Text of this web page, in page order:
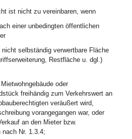
ist nicht zu vereinbaren, wenn
einer unbedingten öffentlichen
selbständig verwertbare Fläche
Restfläche u. dgl.)
oder
freihändig zum Verkehrswert an
veräußert wird,
vorangegangen war, oder
an den Mieter bzw.
nach Nr. 1.3.4;